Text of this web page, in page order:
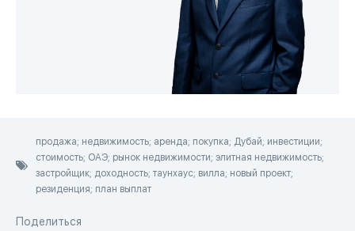
продажа; недвижимость; аренда; покупка; Дубай; инвестиции;
стоимость; ОАЭ; рынок недвижимости; элитная недвижимость;
застройщик; доходность; таунхаус; вилла; новый проект;
резиденция; план выплат
Поделиться